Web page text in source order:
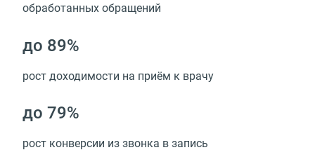
обработанных обращений
до 89%
рост доходимости на приём к врачу
до 79%
рост конверсии из звонка в запись